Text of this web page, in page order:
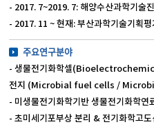
- 2017. 7~2019. 7: 해양수산과학기술
- 2017. 11 ~ 현재: 부산과학기술기획
주요연구분야
- 생물전기화학셀
전지 (Microbial fuel cells /
- 미생물전기화학기반 생물전기화학
- 초미세기포부상 분리 & 전기화학고도